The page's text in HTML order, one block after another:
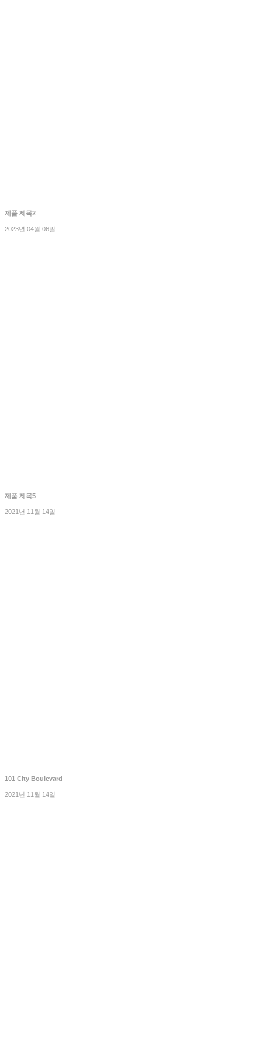
제품 제목2
2023년 04월 06일
제품 제목5
2021년 11월 14일
101 City Boulevard
2021년 11월 14일